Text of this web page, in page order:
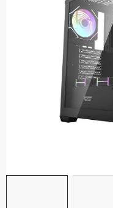
12 důvodů proč Gigamat